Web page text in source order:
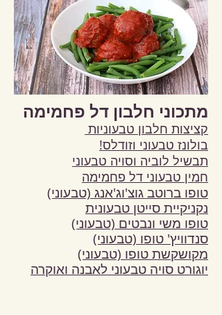
מתכוני חלבון דל פחמימה
קציצות חלבון טבעוניות
בולונז טבעוני וזודלס!
תבשיל לוביה וסויה טבעוני
חמין טבעוני דל פחמימה
טופו ברוטב גוצ'וג'אנג (טבעוני)
נקניקיית סייטן טבעונית
טופו משי ונבטים (טבעוני)
סנדוויץ' טופו (טבעוני)
מקושקשת טופו (טבעוני)
יוגורט סויה טבעוני לאבנה ואוקרה